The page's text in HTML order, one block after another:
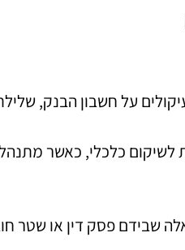
על חשבון הבנק, שלילת
כלכלי, כאשר
שבידם פסק דין או שטר